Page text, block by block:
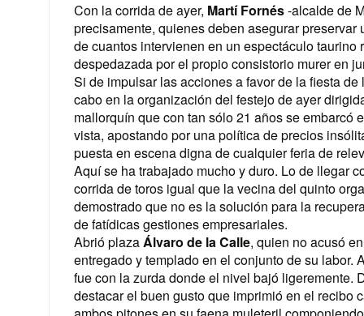
Con la corrida de ayer, Martí Fornés-alcalde de
precisamente, quienes deben asegurar
de cuantos intervienen en un espectáculo
despedazada por el propio consistorio murer en
Si de impulsar las acciones a favor de la fiesta
cabo en la organización del festejo de ayer
mallorquín que con tan sólo 21 años se embarcó
vista, apostando por una política de precios
puesta en escena digna de cualquier feria de
Aquí se ha trabajado mucho y duro. Lo de llegar
corrida de toros igual que la vecina del quinto
demostrado que no es la solución para la
de fatídicas gestiones empresariales.
Abrió plazaÁlvaro de la Calle, quien no acusó
entregado y templado en el conjunto de su labor.
fue con la zurda donde el nivel bajó ligeremente.
destacar el buen gusto que imprimió en el recibo